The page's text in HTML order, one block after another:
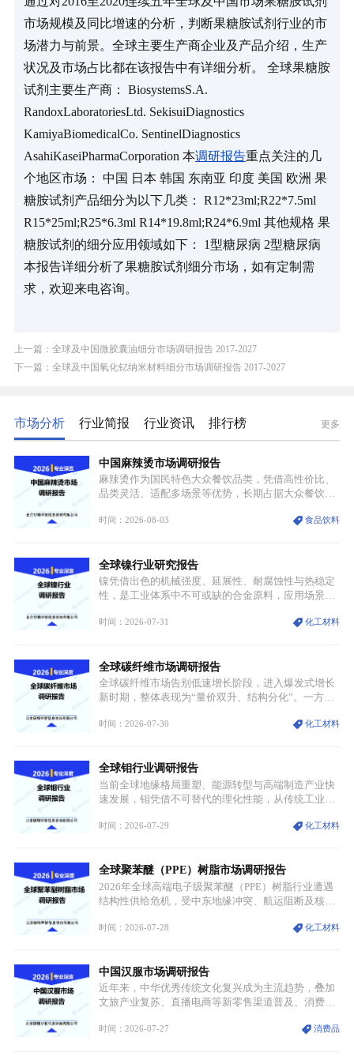
市场规模及同比增速的分析，判断果糖胺试剂行业的市
场潜力与前景。全球主要生产商企业及产品介绍，生产
状况及市场占比都在该报告中有详细分析。 全球果糖胺
试剂主要生产商： BiosystemsS.A.
RandoxLaboratoriesLtd. SekisuiDiagnostics
KamiyaBiomedicalCo. SentinelDiagnostics
AsahiKaseiPharmaCorporation 本调研报告重点关注的几
个地区市场： 中国 日本 韩国 东南亚 印度 美国 欧洲 果
糖胺试剂产品细分为以下几类： R12*23ml;R22*7.5ml
R15*25ml;R25*6.3ml R14*19.8ml;R24*6.9ml 其他规格 果
糖胺试剂的细分应用领域如下： 1型糖尿病 2型糖尿病
本报告详细分析了果糖胺试剂细分市场，如有定制需
求，欢迎来电咨询。
上一篇：全球及中国微胶囊油细分市场调研报告 2017-2027
下一篇：全球及中国氧化钇纳米材料细分市场调研报告 2017-2027
市场分析 行业简报 行业资讯 排行榜 更多
中国麻辣烫市场调研报告
麻辣烫作为国民特色大众餐饮品类，凭借高性价比、
品类灵活、适配多场景等优势，长期占据大众餐饮重
型，叠加消费需求升级、线上流量变革、新零售业态
特点，在消费、创业、政策、技术多重驱动下，依旧
具备强劲的发展活力。
时间：2026-08-03 食品饮料
全球镍行业研究报告
镍凭借出色的机械强度、延展性、耐腐蚀性与热稳定
性，是工业体系中不可或缺的合金原料，应用场景横
用价值难以被替代。依托理化优势，镍被全球主要经
型为新能源核心战略矿产，全球产业形成“印尼掌控
资源与产能、中国主导消费与技术、工艺向低碳湿法
迭代、再生镍加速补位”的全新格局。
时间：2026-07-31 化工材料
全球碳纤维市场调研报告
全球碳纤维市场告别低速增长阶段，进入爆发式增长
新时期，整体表现为“量价双升、结构分化”。一方面
持续扩张；另一方面产品、需求、应用场景呈现明显
体规模扩张，高附加值领域与规模化工业应用形成两
大独立增长体系。
时间：2026-07-30 化工材料
全球钼行业调研报告
当前全球地缘格局重塑、能源转型与高端制造产业快
速发展，钼凭借不可替代的理化性能，从传统工业金
需格局重构、价值体系重估的新阶段。钼是典型难熔
贯穿传统工业、高端制造、军工、新能源等多个核心
产业，成为现代工业体系中不可或缺的基础材料。
时间：2026-07-29 化工材料
全球聚苯醚（PPE）树脂市场调研报告
2026年全球高端电子级聚苯醚（PPE）树脂行业遭遇
结构性供给危机，受中东地缘冲突、航运阻断及核心
停产，行业长期维持寡头垄断的供应链格局彻底瓦
价无市”的供给真空，并沿高频覆铜板、PCB电路板向
AI服务器、5G基站等高端电子终端持续传导，全产业
链生产、成本、交付均承受巨大压力。
时间：2026-07-28 化工材料
中国汉服市场调研报告
近年来，中华优秀传统文化复兴成为主流趋势，叠加
文旅产业复苏、直播电商等新零售渠道普及、消费群
服不再局限于传统节日、古风活动等小众场景，逐步
时间：2026-07-27 消费品